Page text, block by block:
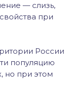
— слизь,
при
России
популяцию
но при этом